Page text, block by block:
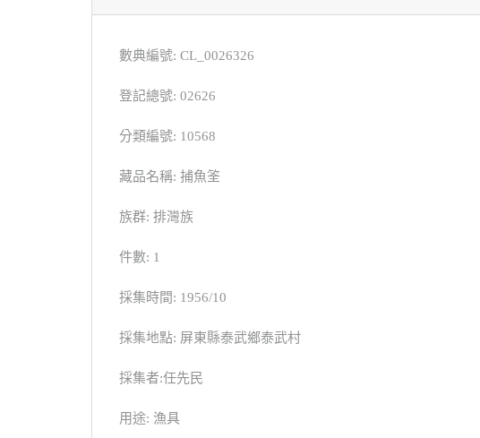
數典編號: CL_0026326
登記總號: 02626
分類編號: 10568
藏品名稱: 捕魚筌
族群: 排灣族
件數: 1
採集時間: 1956/10
採集地點: 屏東縣泰武鄉泰武村
採集者:任先民
用途: 漁具